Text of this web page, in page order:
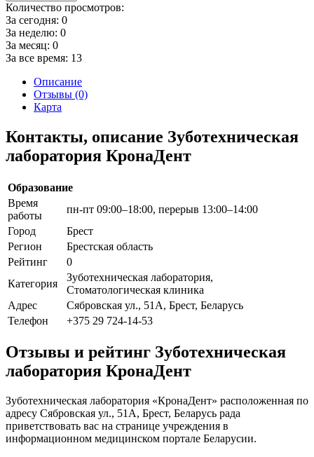
Количество просмотров:
За сегодня: 0
За неделю: 0
За месяц: 0
За все время: 13
Описание
Отзывы (0)
Карта
Контакты, описание Зуботехническая
лаборатория КронаДент
Образование
Время
работы
пн-пт 09:00–18:00, перерыв 13:00–14:00
Город
Брест
Регион
Брестская область
Рейтинг
0
Категория
Зуботехническая лаборатория,
Стоматологическая клиника
Адрес
Сябровская ул., 51А, Брест, Беларусь
Телефон
+375 29 724-14-53
Отзывы и рейтинг Зуботехническая
лаборатория КронаДент
Зуботехническая лаборатория «КронаДент» расположенная по
адресу Сябровская ул., 51А, Брест, Беларусь рада
приветствовать вас на странице учреждения в
информационном медицинском портале Беларусии.